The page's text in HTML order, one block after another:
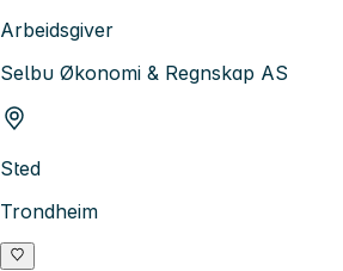
Arbeidsgiver
Selbu Økonomi & Regnskap AS
Sted
Trondheim